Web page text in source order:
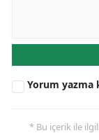
Yorum yazma
* Bu içerik ile